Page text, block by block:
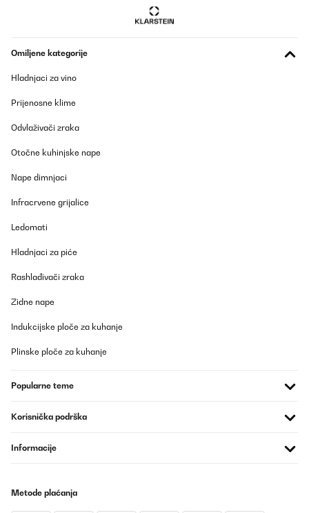
Omiljene kategorije
Hladnjaci za vino
Prijenosne klime
Odvlaživači zraka
Otočne kuhinjske nape
Nape dimnjaci
Infracrvene grijalice
Ledomati
Hladnjaci za piće
Rashlađivači zraka
Zidne nape
Indukcijske ploče za kuhanje
Plinske ploče za kuhanje
Popularne teme
Korisnička podrška
Informacije
Metode plaćanja